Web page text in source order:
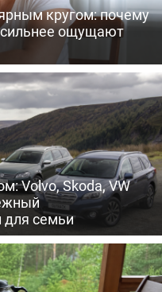
кругом: почему
ощущают
Volvo, Skoda, VW
для семьи